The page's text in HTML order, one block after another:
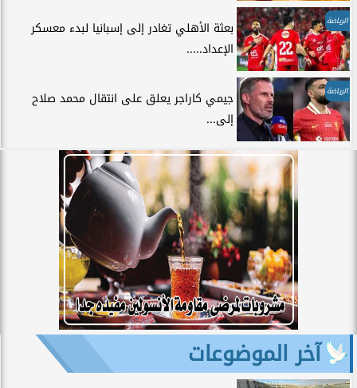
الرياضة
بعثة الأهلي تغادر إلى إسبانيا لبدء معسكر
الإعداد.....
الرياضة
جيمي كاراجر يعلق على انتقال محمد صلاح
إلى...
آخر الموضوعات